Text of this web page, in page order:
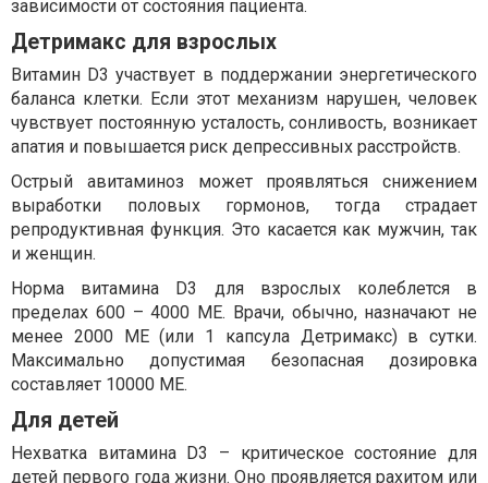
зависимости от состояния пациента.
Детримакс для взрослых
Витамин D3 участвует в поддержании энергетического
баланса клетки. Если этот механизм нарушен, человек
чувствует постоянную усталость, сонливость, возникает
апатия и повышается риск депрессивных расстройств.
Острый авитаминоз может проявляться снижением
выработки половых гормонов, тогда страдает
репродуктивная функция. Это касается как мужчин, так
и женщин.
Норма витамина D3 для взрослых колеблется в
пределах 600 – 4000 МЕ. Врачи, обычно, назначают не
менее 2000 МЕ (или 1 капсула Детримакс) в сутки.
Максимально допустимая безопасная дозировка
составляет 10000 МЕ.
Для детей
Нехватка витамина D3 – критическое состояние для
детей первого года жизни. Оно проявляется рахитом или